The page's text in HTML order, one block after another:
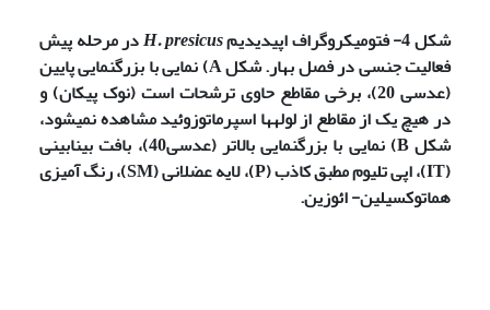
شکل 4- فتومیکروگراف اپیدیدیم H. presicusدر مرحله پیش
فعالیت جنسی در فصل بهار. شکلA) نمایی با بزرگنمایی پایین
(عدسی 20)، برخی مقاطع حاوی ترشحات است (نوک پیکان) و
در هیچ یک از مقاطع از لوله­ها اسپرماتوزوئید مشاهده نمی­شود،
شکلB
) نمایی با بزرگنمایی بالاتر (عدسی40)، بافت بینابینی
(
IT)، اپی تلیوم مطبق کاذب (P)، لایه عضلانی (SM)، رنگ آمیزی
هماتوکسیلین- ائوزین.